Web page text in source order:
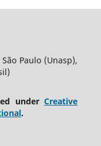
Paulo (Unasp),
underCreative
.